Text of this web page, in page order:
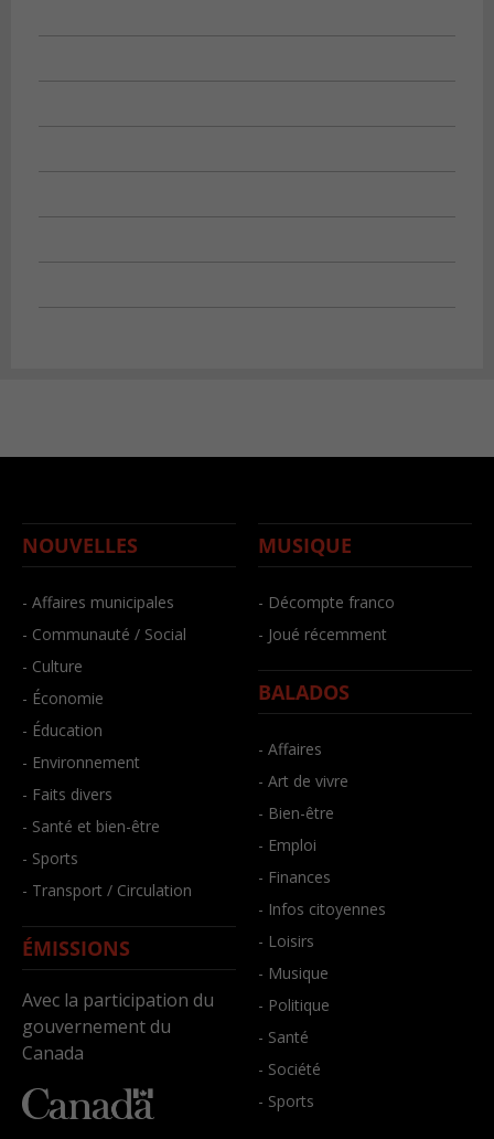
NOUVELLES
- Affaires municipales
- Communauté / Social
- Culture
- Économie
- Éducation
- Environnement
- Faits divers
- Santé et bien-être
- Sports
- Transport / Circulation
ÉMISSIONS
Avec la participation du
gouvernement du
Canada
MUSIQUE
- Décompte franco
- Joué récemment
BALADOS
- Affaires
- Art de vivre
- Bien-être
- Emploi
- Finances
- Infos citoyennes
- Loisirs
- Musique
- Politique
- Santé
- Société
- Sports